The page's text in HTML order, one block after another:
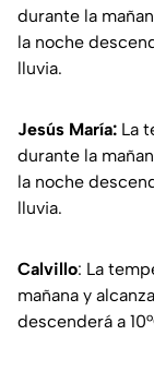
durante la
la noche
lluvia.
Jesús María: La
durante la
la noche
lluvia.
Calvillo: La
mañana y
descenderá a